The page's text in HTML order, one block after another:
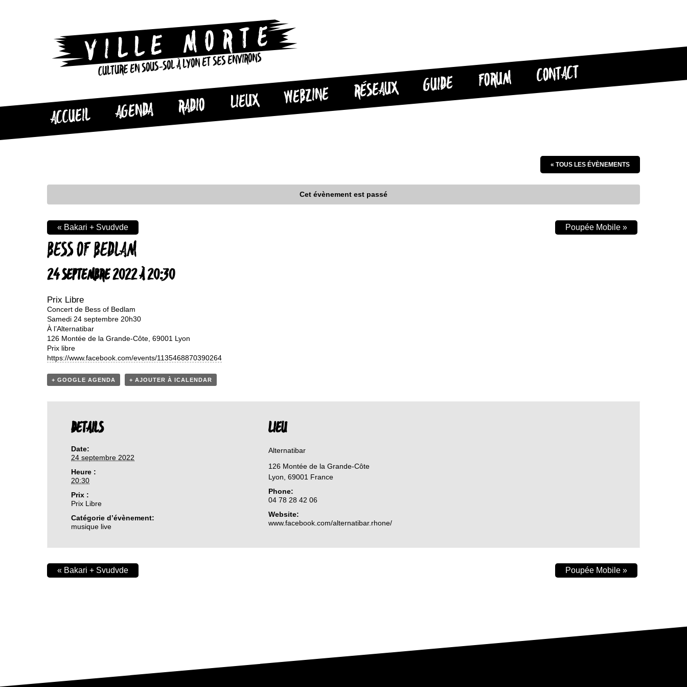
CULTURE EN SOUS-SOL À LYON ET SES ENVIRONS
ACCUEIL AGENDA RADIO LIEUX WEBZINE RÉSEAUX GUIDE FORUM CONTACT
« TOUS LES ÉVÈNEMENTS
Cet évènement est passé
BESS OF BEDLAM
24 SEPTEMBRE 2022 À 20:30
Prix Libre
« Bakari + Svudvde Poupée Mobile »
Concert de Bess of Bedlam
Samedi 24 septembre 20h30
À l’Alternatibar
126 Montée de la Grande-Côte, 69001 Lyon
Prix libre
https://www.facebook.com/events/1135468870390264
+ GOOGLE AGENDA + AJOUTER À ICALENDAR
DETAILS
Date:
24 septembre 2022
Heure :
20:30
Prix :
Prix Libre
Catégorie d’évènement:
musique live
LIEU
Alternatibar
126 Montée de la Grande-Côte
Lyon 69001 France
Phone:
04 78 28 42 06
Website:
www.facebook.com/alternatibar.rhone/
« Bakari + Svudvde Poupée Mobile »